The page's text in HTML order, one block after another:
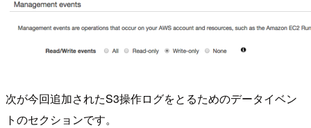
次が今回追加されたS3操作ログをとるためのデータイベン
トのセクションです。